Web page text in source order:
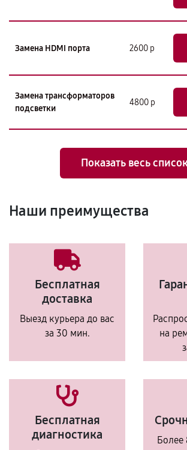
Замена HDMI порта 2600 р
Замена трансформаторов
подсветки
4800 р
Показать весь
Наши преимущества
Бесплатная
доставка
Выезд курьера до вас
за 30 мин.
на
Бесплатная
диагностика
Более